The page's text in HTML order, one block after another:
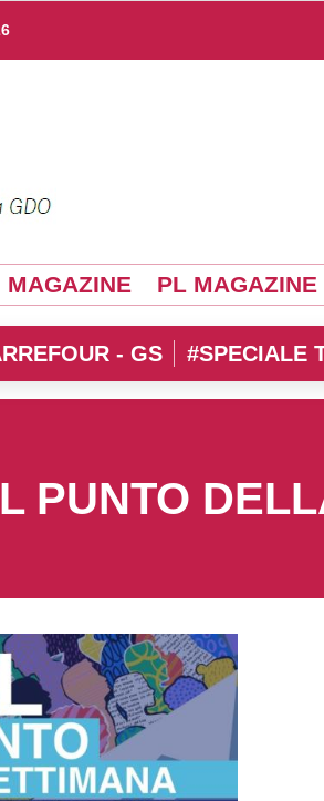
MAGAZINE PL MAGAZINE
- GS #SPECIALE
PUNTO